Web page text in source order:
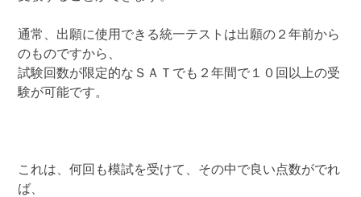
通常、出願に使用できる統一テストは出願の２年前から
のものですから、
試験回数が限定的なＳＡＴでも２年間で１０回以上の受
験が可能です。
これは、何回も模試を受けて、その中で良い点数がでれ
ば、